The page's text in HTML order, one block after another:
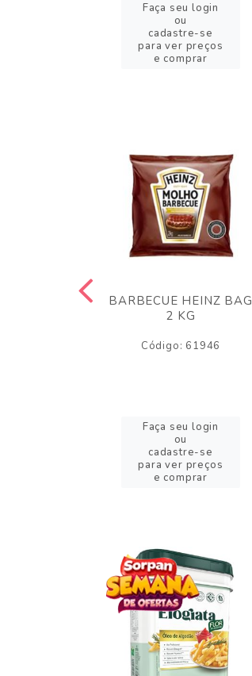
Faça seu login
ou
cadastre-se
para ver preços
e comprar
BARBECUE HEINZ BAG
2 KG
Código: 61946
Faça seu login
ou
cadastre-se
para ver preços
e comprar